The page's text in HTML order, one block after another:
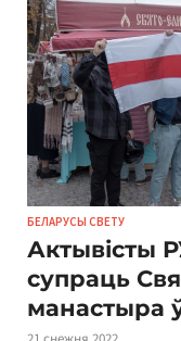
БЕЛАРУСЫ СВЕТУ
Актывісты
супраць
манастыра